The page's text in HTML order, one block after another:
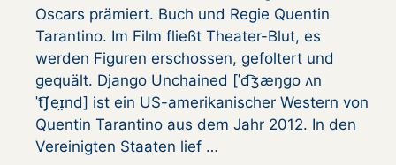
Oscars prämiert. Buch und Regie Quentin
Tarantino. Im Film fließt Theater-Blut, es
werden Figuren erschossen, gefoltert und
gequält. Django Unchained [ˈd͡ʒæŋɡo ʌn
ˈt͡ʃeɪ̯nd] ist ein US-amerikanischer Western von
Quentin Tarantino aus dem Jahr 2012. In den
Vereinigten Staaten lief …